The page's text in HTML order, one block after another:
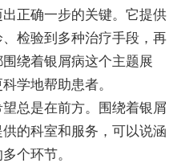
正确一步的关键。它提供
检验到多种治疗手段，再
绕着银屑病这个主题展
学地帮助患者。
总是在前方。围绕着银屑
的科室和服务，可以说涵
个环节。